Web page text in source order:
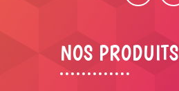
NOS PRODUITS